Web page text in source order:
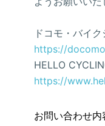
ドコモ・バイク
https://
HELLO
https://
お問い合わせ内